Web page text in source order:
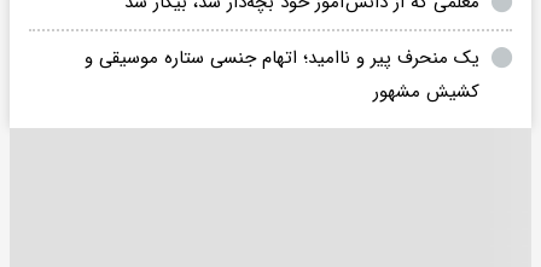
یک منحرف پیر و ناامید؛ اتهام جنسی ستاره موسیقی و
کشیش مشهور